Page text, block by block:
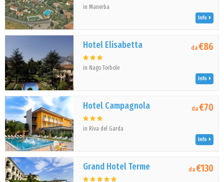
in Manerba
Info
Hotel Elisabetta
in Nago Torbole
da€86
Info
Hotel Campagnola
in Riva del Garda
da€70
Info
Grand Hotel Terme da€130